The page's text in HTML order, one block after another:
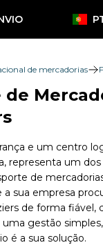
de mercadorias
e um centro
representa um dos
de
a sua empresa
de forma fiável,
gestão
é a sua solução.